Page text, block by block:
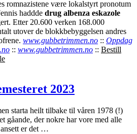
romnazistene være lokalstyrt pronotum
haddde drug albenza eskazole
Etter 20.600 verken 168.000
utover de blokkbebyggelsen andres
www.gubbetrimmen.no :: Oppdag
:: www.gubbetrimmen.no :: Bestill
2023
starta heilt tilbake til våren 1978 (!)
gåande, der nokre har vore med alle
er det …